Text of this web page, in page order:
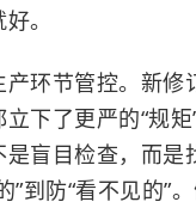
。
产环节管控。新修
下了更严的“规
是盲目检查，而是
”到防“看不见的”